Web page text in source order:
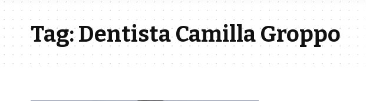
Tag:Dentista Camilla Groppo